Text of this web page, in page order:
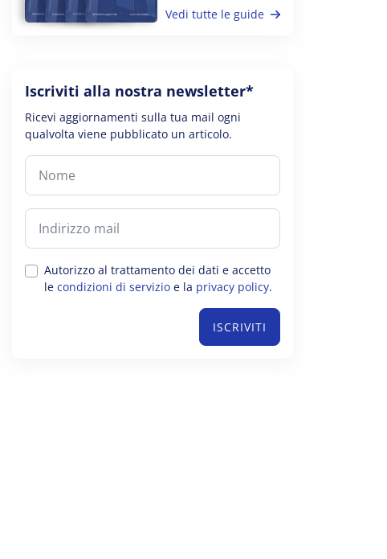
Vedi tutte le guide
Iscriviti alla nostra newsletter*
Ricevi aggiornamenti sulla tua mail ogni
qualvolta viene pubblicato un articolo.
Autorizzo al trattamento dei dati e accetto
le condizioni di servizio e la privacy policy.
ISCRIVITI